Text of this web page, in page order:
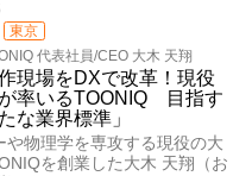
東京
代表社員/CEO 大木 天翔
現場をDXで改革！現役
率いるTOONIQ 目指す
な業界標準」
物理学を専攻する現役の大
を創業した大木 天翔（お